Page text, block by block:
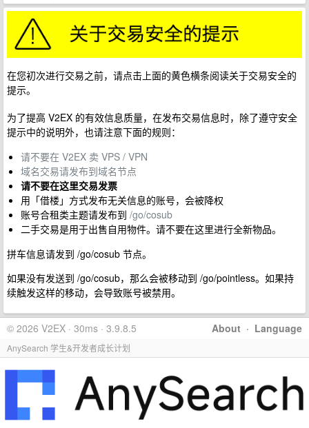
在您初次进行交易之前，请点击上面的黄色横条阅读关于交易安全的
提示。
为了提高 V2EX 的有效信息质量，在发布交易信息时，除了遵守安全
提示中的说明外，也请注意下面的规则：
请不要在 V2EX 卖 VPS / VPN
域名交易请发布到域名节点
请不要在这里交易发票
用「借楼」方式发布无关信息的账号，会被降权
账号合租类主题请发布到 /go/cosub
二手交易是用于出售自用物件。请不要在这里进行全新物品。
拼车信息请发到 /go/cosub 节点。
如果没有发送到 /go/cosub，那么会被移动到 /go/pointless。如果持
续触发这样的移动，会导致账号被禁用。
About · Language
© 2026 V2EX · 30ms · 3.9.8.5
AnySearch 学生&开发者成长计划